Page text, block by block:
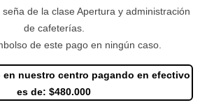
de la clase Apertura y administración
de cafeterías.
de este pago en ningún caso.
en nuestro centro pagando en efectivo
es de: $480.000